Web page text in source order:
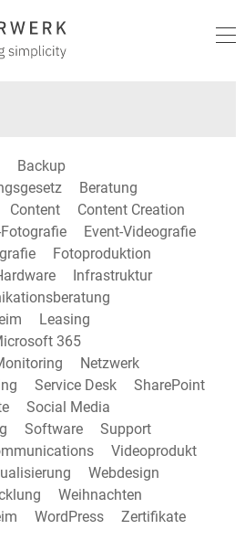
Backup
Beratung
Content
Content Creation
Event-Videografie
Fotoproduktion
Infrastruktur
Leasing
365
Netzwerk
Service Desk
SharePoint
Social Media
Software
Support
Videoprodukt
Webdesign
Weihnachten
WordPress
Zertifikate